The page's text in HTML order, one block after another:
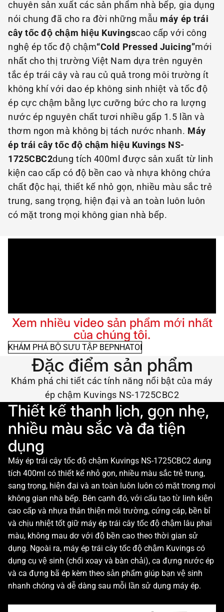
chuyên sản xuất các sản phẩm nhà bếp, gia dụng
nói chung đã cho ra đời những mẫu máy ép trái
cây tốc độ chậm hiệu Kuvingscao cấp với công
nghệ ép tốc độ chậm“Cold Pressed Juicing”mới
nhất cho thị trường Việt Nam dựa trên nguyên
tắc ép trái cây và rau củ quả trong môi trường ít
không khí với dao ép không sinh nhiệt và tốc độ
ép cực chậm bằng lực cưỡng bức cho ra lượng
nước ép nguyên chất tươi nhiều gấp 1.5 lần và
thơm ngon mà không bị tách nước nhanh. Máy
ép trái cây tốc độ chậm hiệu Kuvings NS-
1725CBC2dung tích 400ml được sản xuất từ linh
kiện cao cấp có độ bền cao và nhựa không chứa
chất độc hại, thiết kế nhỏ gọn, nhiều màu sắc trẻ
trung, sang trọng, hiện đại và an toàn luôn luôn
có mặt trong mọi không gian nhà bếp.
Xem nhiều video sản phẩm mới nhất
của chúng tôi.
KHÁM PHÁ BỘ SƯU TẬP BEPNHATOI
Đặc điểm sản phẩm
Khám phá chi tiết các tính năng nổi bật của máy
ép chậm Kuvings NS-1725CBC2
Thiết kế thanh lịch, gọn nhẹ,
nhiều màu sắc và đa tiện
dụng
Máy ép trái cây tốc độ chậm Kuvings NS-1725CBC2 dung
tích 400ml có thiết kế nhỏ gọn, nhiều màu sắc trẻ trung,
sang trọng, hiện đại và an toàn luôn luôn có mặt trong mọi
không gian nhà bếp. Bên cạnh đó, với cấu tạo từ linh kiện
cao cấp và nhựa thân thiện môi trường, cứng cáp, bền bỉ
và chịu nhiệt tốt giữ máy ép trái cây tốc độ chậm lâu phai
màu, không mau dơ với độ bền cao theo thời gian sử
dụng. Ngoài ra, máy ép trái cây tốc độ chậm Kuvings có
dụng cụ vệ sinh (chổi xoay và bàn chải), ca đựng nước ép
và ca đựng bã ép kèm theo sản phẩm giúp bạn vệ sinh
nhanh chóng và dễ dàng sau mỗi lần sử dụng máy ép.